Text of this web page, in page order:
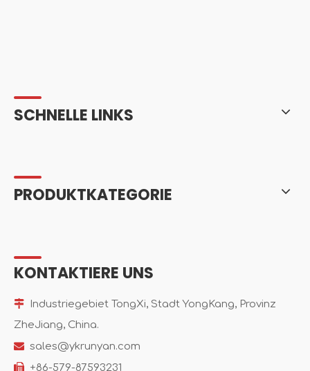
SCHNELLE LINKS
PRODUKTKATEGORIE
KONTAKTIERE UNS

Industriegebiet TongXi, Stadt YongKang, Provinz
ZheJiang, China.
 sales@ykrunyan.com
 +86-579-87593231